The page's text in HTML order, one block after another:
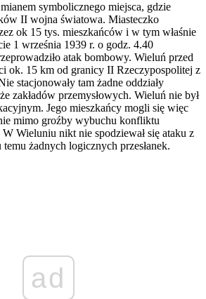
symbolicznego miejsca, gdzie
II wojna światowa. Miasteczko
ok 15 tys. mieszkańców i w tym właśnie
1 września 1939 r. o godz. 4.40
atak bombowy. Wieluń przed
ok. 15 km od granicy II Rzeczypospolitej z
stacjonowały tam żadne oddziały
zakładów przemysłowych. Wieluń nie był
Jego mieszkańcy mogli się więc
mimo groźby wybuchu konfliktu
Wieluniu nikt nie spodziewał się ataku z
żadnych logicznych przesłanek.
ad